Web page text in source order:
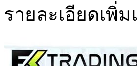
รายละเอียดเพิ่ม